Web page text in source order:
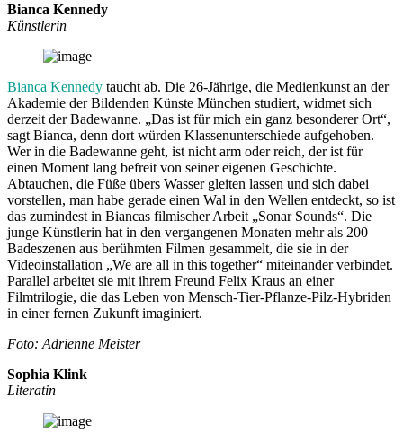
Bianca Kennedy
Künstlerin
Bianca Kennedy taucht ab. Die 26-Jährige, die Medienkunst an der
Akademie der Bildenden Künste München studiert, widmet sich
derzeit der Badewanne. „Das ist für mich ein ganz besonderer Ort“,
sagt Bianca, denn dort würden Klassenunterschiede aufgehoben.
Wer in die Badewanne geht, ist nicht arm oder reich, der ist für
einen Moment lang befreit von seiner eigenen Geschichte.
Abtauchen, die Füße übers Wasser gleiten lassen und sich dabei
vorstellen, man habe gerade einen Wal in den Wellen entdeckt, so ist
das zumindest in Biancas filmischer Arbeit „Sonar Sounds“. Die
junge Künstlerin hat in den vergangenen Monaten mehr als 200
Badeszenen aus berühmten Filmen gesammelt, die sie in der
Videoinstallation „We are all in this together“ miteinander verbindet.
Parallel arbeitet sie mit ihrem Freund Felix Kraus an einer
Filmtrilogie, die das Leben von Mensch-Tier-Pflanze-Pilz-Hybriden
in einer fernen Zukunft imaginiert.
Foto: Adrienne Meister
Sophia Klink
Literatin